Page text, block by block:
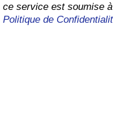
ce service est soumise
Politique de
Indice de Criminalité